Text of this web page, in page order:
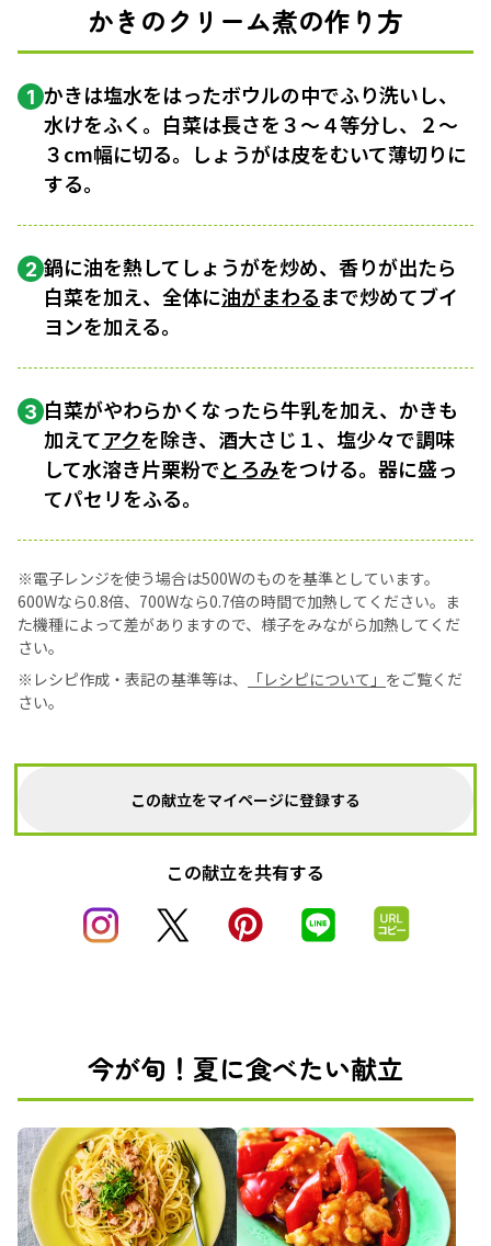
かきのクリーム煮の作り方
1 かきは塩水をはったボウルの中でふり洗いし、
水けをふく。白菜は長さを３〜４等分し、２〜
３cm幅に切る。しょうがは皮をむいて薄切りに
する。
2 鍋に油を熱してしょうがを炒め、香りが出たら
白菜を加え、全体に油がまわるまで炒めてブイ
ヨンを加える。
3 白菜がやわらかくなったら牛乳を加え、かきも
加えてアクを除き、酒大さじ１、塩少々で調味
して水溶き片栗粉でとろみをつける。器に盛っ
てパセリをふる。
※電子レンジを使う場合は500Wのものを基準としています。
600Wなら0.8倍、700Wなら0.7倍の時間で加熱してください。ま
た機種によって差がありますので、様子をみながら加熱してくだ
さい。
※レシピ作成・表記の基準等は、
「レシピについて」 をご覧くだ
さい。
この献立をマイページに登録する
この献立を共有する
今が旬！夏に食べたい献立